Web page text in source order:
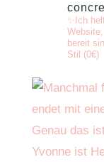
✨Ich
bereit
Stil (0€)